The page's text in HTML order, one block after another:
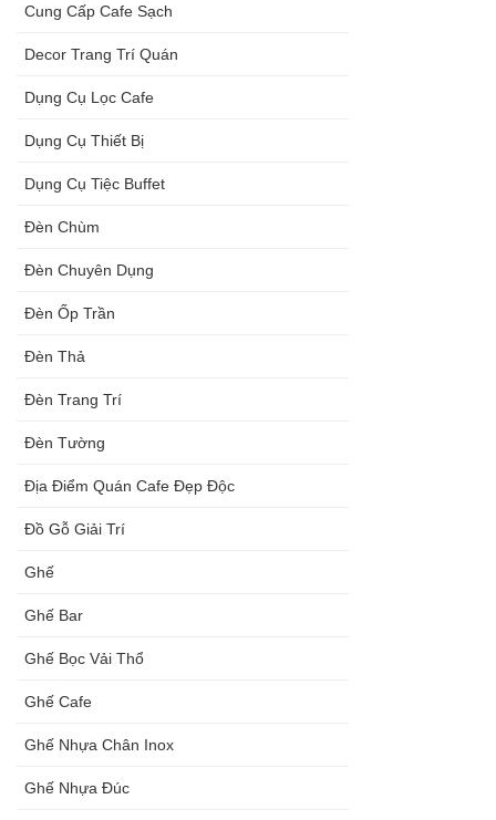
Cung Cấp Cafe Sạch
Decor Trang Trí Quán
Dụng Cụ Lọc Cafe
Dụng Cụ Thiết Bị
Dụng Cụ Tiệc Buffet
Đèn Chùm
Đèn Chuyên Dụng
Đèn Ốp Trần
Đèn Thả
Đèn Trang Trí
Đèn Tường
Địa Điểm Quán Cafe Đẹp Độc
Đồ Gỗ Giải Trí
Ghế
Ghế Bar
Ghế Bọc Vải Thổ
Ghế Cafe
Ghế Nhựa Chân Inox
Ghế Nhựa Đúc